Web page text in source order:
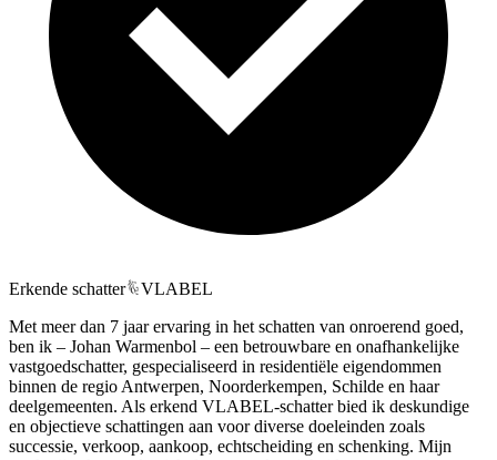
Erkende schatter
VLABEL
Met meer dan 7 jaar ervaring in het schatten van onroerend goed,
ben ik – Johan Warmenbol – een betrouwbare en onafhankelijke
vastgoedschatter, gespecialiseerd in residentiële eigendommen
binnen de regio Antwerpen, Noorderkempen, Schilde en haar
deelgemeenten. Als erkend VLABEL-schatter bied ik deskundige
en objectieve schattingen aan voor diverse doeleinden zoals
successie, verkoop, aankoop, echtscheiding en schenking. Mijn